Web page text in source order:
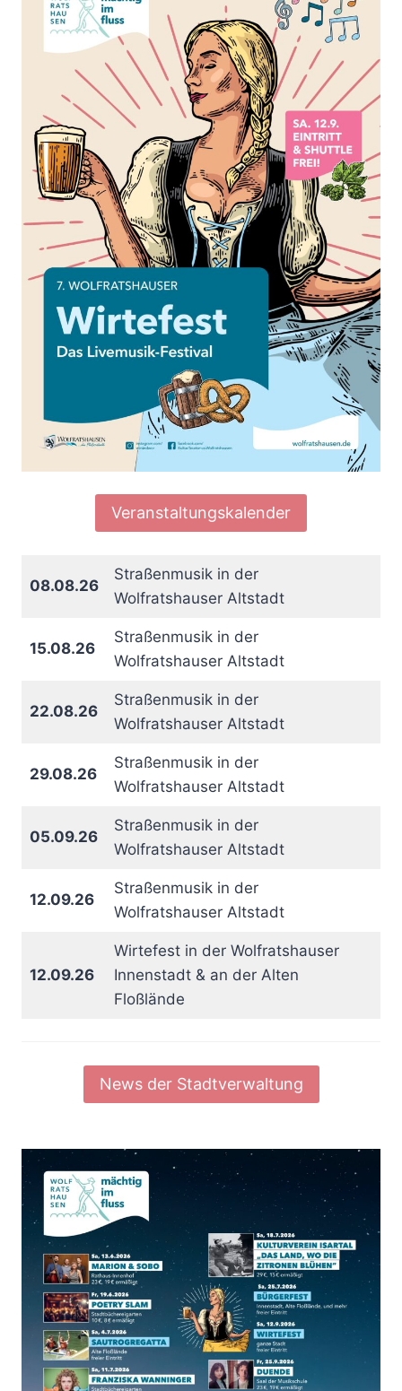
Veranstaltungskalender
08.08.26
Straßenmusik in der
Wolfratshauser Altstadt
15.08.26
Straßenmusik in der
Wolfratshauser Altstadt
22.08.26
Straßenmusik in der
Wolfratshauser Altstadt
29.08.26
Straßenmusik in der
Wolfratshauser Altstadt
05.09.26
Straßenmusik in der
Wolfratshauser Altstadt
12.09.26
Straßenmusik in der
Wolfratshauser Altstadt
12.09.26
Wirtefest in der Wolfratshauser
Innenstadt & an der Alten
Floßlände
News der Stadtverwaltung